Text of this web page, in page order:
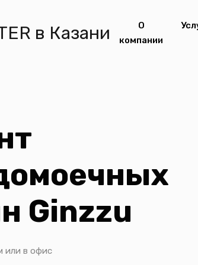
О
компании
Ginzzu
или в офис